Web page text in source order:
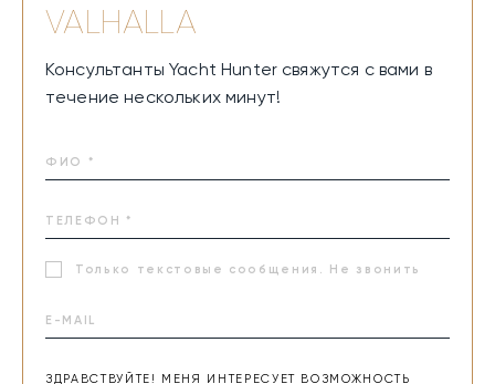
VALHALLA
Консультанты Yacht Hunter свяжутся с вами в
течение нескольких минут!
Только текстовые сообщения. Не звонить